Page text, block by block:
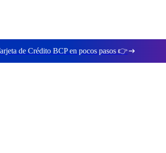
de Crédito BCP en pocos pasos 👉